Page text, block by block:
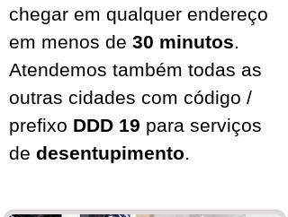
chegar em qualquer endereço
em menos de 30 minutos.
Atendemos também todas as
outras cidades com código /
prefixo DDD 19 para serviços
de desentupimento.